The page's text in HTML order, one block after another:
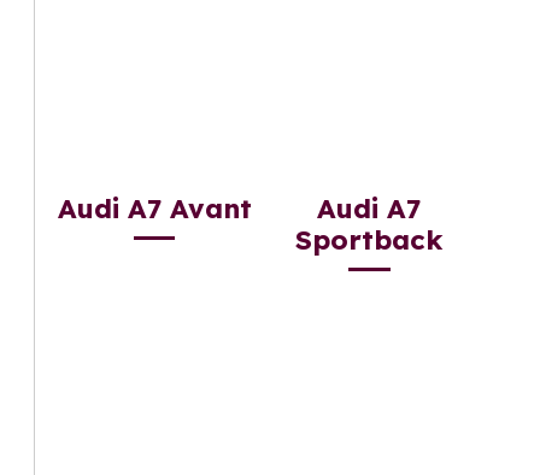
Audi A7 Avant
Audi A7
Sportback